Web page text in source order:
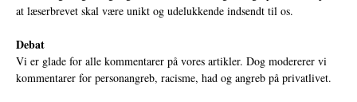
at læserbrevet skal være unikt og udelukkende indsendt til os.
Debat
Vi er glade for alle kommentarer på vores artikler. Dog modererer vi
kommentarer for personangreb, racisme, had og angreb på privatlivet.